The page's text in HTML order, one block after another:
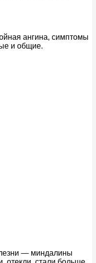
ангина, симптомы
и общие.
— миндалины